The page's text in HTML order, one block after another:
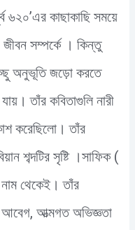
৬২০’এর কাছাকাছি সময়ে
জীবন সম্পর্কে । কিন্তু
অনুভূতি জড়ো করতে
তাঁর কবিতাগুলি নারী
করেছিলো। তাঁর
শব্দটির সৃষ্টি ।সাফিক (
থেকেই। তাঁর
আবেগ, আত্মগত অভিজ্ঞতা